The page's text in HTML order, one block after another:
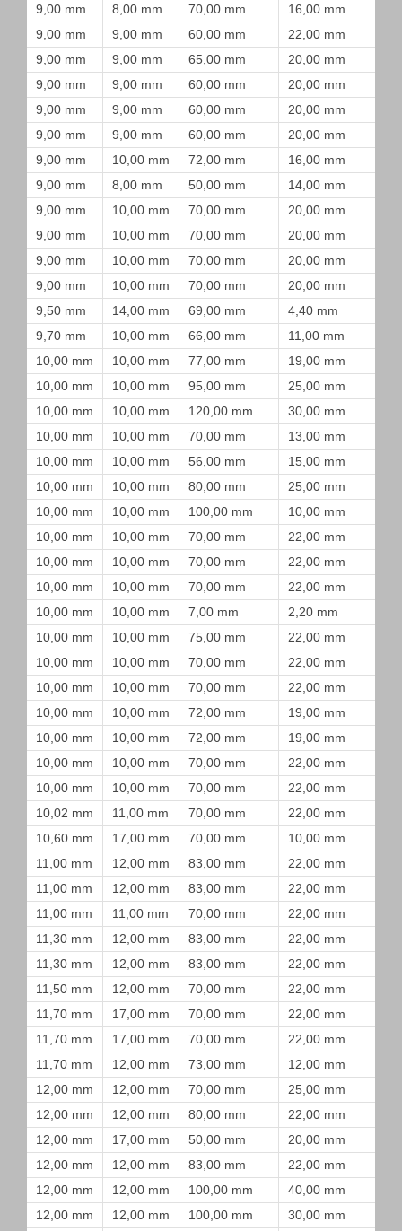
9,00 mm
8,00 mm 70,00 mm
16,00 mm
9,00 mm
9,00 mm 60,00 mm
22,00 mm
9,00 mm
9,00 mm 65,00 mm
20,00 mm
9,00 mm
9,00 mm 60,00 mm
20,00 mm
9,00 mm
9,00 mm 60,00 mm
20,00 mm
9,00 mm
9,00 mm 60,00 mm
20,00 mm
9,00 mm
10,00 mm 72,00 mm
16,00 mm
9,00 mm
8,00 mm 50,00 mm
14,00 mm
9,00 mm
10,00 mm 70,00 mm
20,00 mm
9,00 mm
10,00 mm 70,00 mm
20,00 mm
9,00 mm
10,00 mm 70,00 mm
20,00 mm
9,00 mm
10,00 mm 70,00 mm
20,00 mm
9,50 mm
14,00 mm 69,00 mm
4,40 mm
9,70 mm
10,00 mm 66,00 mm
11,00 mm
10,00 mm
10,00 mm 77,00 mm
19,00 mm
10,00 mm
10,00 mm 95,00 mm
25,00 mm
10,00 mm
10,00 mm 120,00 mm
30,00 mm
10,00 mm
10,00 mm 70,00 mm
13,00 mm
10,00 mm
10,00 mm 56,00 mm
15,00 mm
10,00 mm
10,00 mm 80,00 mm
25,00 mm
10,00 mm
10,00 mm 100,00 mm
10,00 mm
10,00 mm
10,00 mm 70,00 mm
22,00 mm
10,00 mm
10,00 mm 70,00 mm
22,00 mm
10,00 mm
10,00 mm 70,00 mm
22,00 mm
10,00 mm
10,00 mm 7,00 mm
2,20 mm
10,00 mm
10,00 mm 75,00 mm
22,00 mm
10,00 mm
10,00 mm 70,00 mm
22,00 mm
10,00 mm
10,00 mm 70,00 mm
22,00 mm
10,00 mm
10,00 mm 72,00 mm
19,00 mm
10,00 mm
10,00 mm 72,00 mm
19,00 mm
10,00 mm
10,00 mm 70,00 mm
22,00 mm
10,00 mm
10,00 mm 70,00 mm
22,00 mm
10,02 mm
11,00 mm 70,00 mm
22,00 mm
10,60 mm
17,00 mm 70,00 mm
10,00 mm
11,00 mm
12,00 mm 83,00 mm
22,00 mm
11,00 mm
12,00 mm 83,00 mm
22,00 mm
11,00 mm
11,00 mm 70,00 mm
22,00 mm
11,30 mm
12,00 mm 83,00 mm
22,00 mm
11,30 mm
12,00 mm 83,00 mm
22,00 mm
11,50 mm
12,00 mm 70,00 mm
22,00 mm
11,70 mm
17,00 mm 70,00 mm
22,00 mm
11,70 mm
17,00 mm 70,00 mm
22,00 mm
11,70 mm
12,00 mm 73,00 mm
12,00 mm
12,00 mm
12,00 mm 70,00 mm
25,00 mm
12,00 mm
12,00 mm 80,00 mm
22,00 mm
12,00 mm
17,00 mm 50,00 mm
20,00 mm
12,00 mm
12,00 mm 83,00 mm
22,00 mm
12,00 mm
12,00 mm 100,00 mm
40,00 mm
12,00 mm
12,00 mm 100,00 mm
30,00 mm